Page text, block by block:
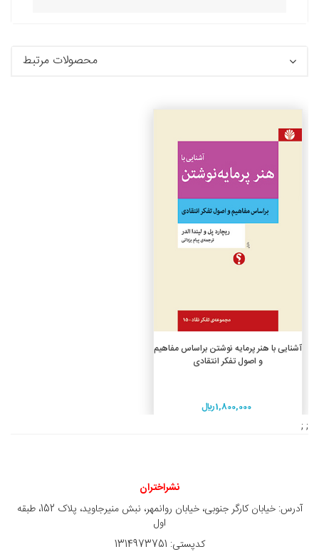
محصولات مرتبط
افزودن به سبد خرید
آشنایی با هنر پرمایه نوشتن براساس مفاهیم
و اصول تفکر انتقادی
1,800,000 ريال
; ;
نشراختران
آدرس: خیابان کارگر جنوبی، خیابان روانمهر، نبش منیرجاوید، پلاک 152، طبقه
اول
کدپستی: 1314973751